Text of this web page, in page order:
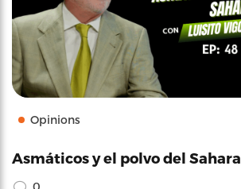
Opinions
Asmáticos y el polvo del Sahara
0